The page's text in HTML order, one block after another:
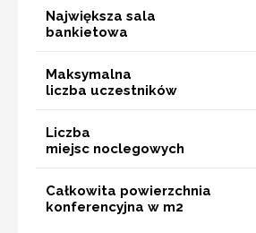
Największa sala
bankietowa
Maksymalna
liczba uczestników
Liczba
miejsc noclegowych
Całkowita powierzchnia
konferencyjna w m2